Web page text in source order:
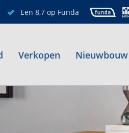
Een 8,7 op Funda
Verkopen Nieuwbouw